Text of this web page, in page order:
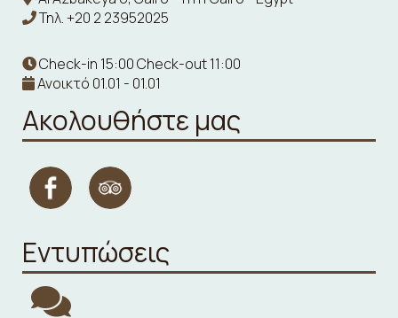
Τηλ.+20 2 23952025
Check-in 15:00 Check-out 11:00
Ανοικτό 01.01 - 01.01
Ακολουθήστε μας
Εντυπώσεις